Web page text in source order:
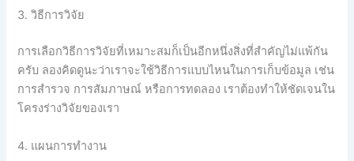
3. วิธีการวิจัย
การเลือกวิธีการวิจัยที่เหมาะสมก็เป็นอีกหนึ่งสิ่งที่สำคัญไม่แพ้กัน
ครับ ลองคิดดูนะว่าเราจะใช้วิธีการแบบไหนในการเก็บข้อมูล เช่น
การสำรวจ การสัมภาษณ์ หรือการทดลอง เราต้องทำให้ชัดเจนใน
โครงร่างวิจัยของเรา
4. แผนการทำงาน